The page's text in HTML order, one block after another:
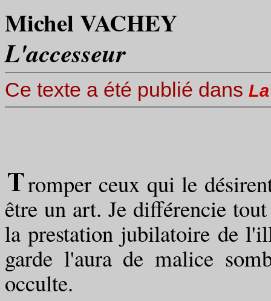
Michel VACHEY
L'accesseur
Ce texte a été publié dans
romper ceux qui le
être un art. Je différencie
la prestation jubilatoire de
garde l'aura de malice
occulte.